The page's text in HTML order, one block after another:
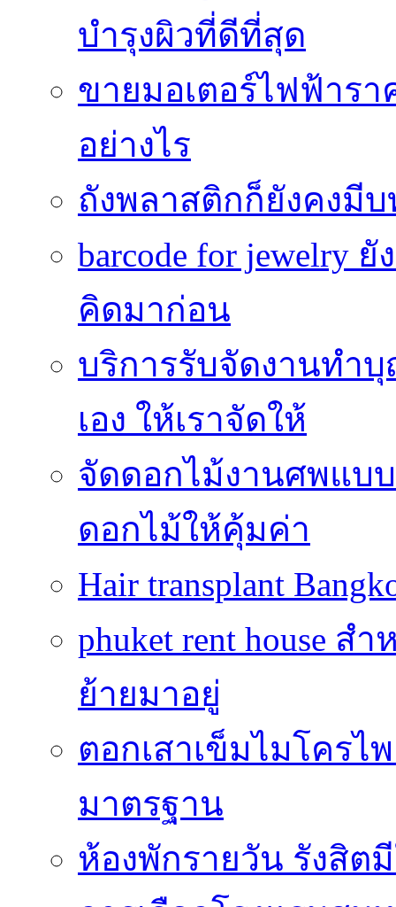
บำรุงผิวที่ดีที่สุด
ขายมอเตอร์ไฟฟ้าร
อย่างไร
ถังพลาสติกก็ยังคงมี
barcode for jewelry
คิดมาก่อน
บริการรับจัดงานทำ
เอง ให้เราจัดให้
จัดดอกไม้งานศพแบ
ดอกไม้ให้คุ้มค่า
Hair transplant
phuket rent house
ย้ายมาอยู่
ตอกเสาเข็มไมโคร
มาตรฐาน
ห้องพักรายวัน รังสิต